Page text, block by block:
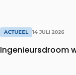
ACTUEEL 14 JULI 2026
Ingenieursdroom